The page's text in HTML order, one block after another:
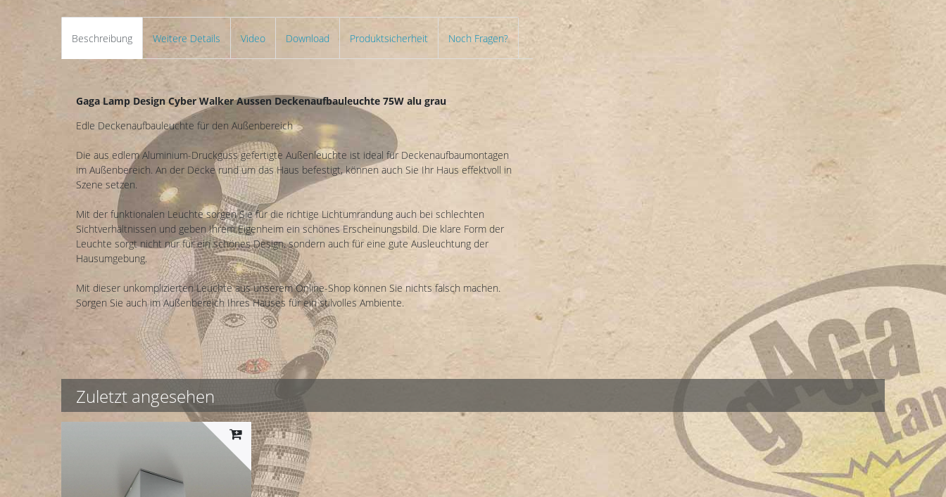
Beschreibung Weitere Details Video Download Produktsicherheit Noch Fragen?
Gaga Lamp Design Cyber Walker Aussen Deckenaufbauleuchte 75W alu grau
Edle Deckenaufbauleuchte für den Außenbereich
Die aus edlem Aluminium-Druckguss gefertigte Außenleuchte ist ideal für Deckenaufbaumontagen
im Außenbereich. An der Decke rund um das Haus befestigt, können auch Sie Ihr Haus effektvoll in
Szene setzen.
Mit der funktionalen Leuchte sorgen Sie für die richtige Lichtumrandung auch bei schlechten
Sichtverhältnissen und geben Ihrem Eigenheim ein schönes Erscheinungsbild. Die klare Form der
Leuchte sorgt nicht nur für ein schönes Design, sondern auch für eine gute Ausleuchtung der
Hausumgebung.
Mit dieser unkomplizierten Leuchte aus unserem Online-Shop können Sie nichts falsch machen.
Sorgen Sie auch im Außenbereich Ihres Hauses für ein stilvolles Ambiente.
Zuletzt angesehen